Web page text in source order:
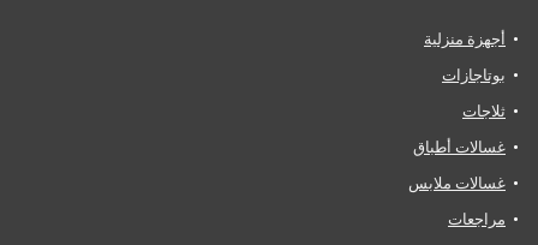
أجهزة منزلية
بوتاجازات
ثلاجات
غسالات أطباق
غسالات ملابس
مراجعات